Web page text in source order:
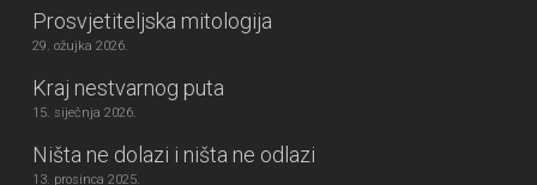
Prosvjetiteljska mitologija
29. ožujka 2026.
Kraj nestvarnog puta
15. siječnja 2026.
Ništa ne dolazi i ništa ne odlazi
13. prosinca 2025.